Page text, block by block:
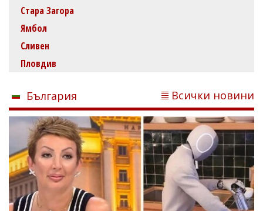
Стара Загора
Ямбол
Сливен
Пловдив
България Всички новини